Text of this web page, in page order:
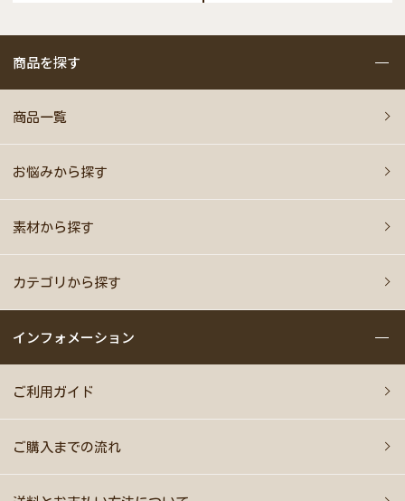
商品を探す
商品一覧
お悩みから探す
素材から探す
カテゴリから探す
インフォメーション
ご利用ガイド
ご購入までの流れ